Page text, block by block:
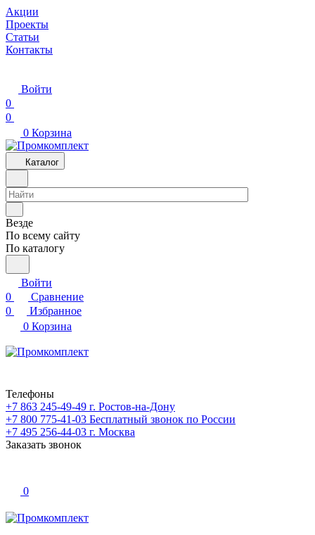
Акции
Проекты
Статьи
Контакты
Войти
0
0
0 Корзина
Каталог
Везде
По всему сайту
По каталогу
Войти
0
Сравнение
0
Избранное
0 Корзина
Телефоны
+7 863 245-49-49 г. Ростов-на-Дону
+7 800 775-41-03 Бесплатный звонок по России
+7 495 256-44-03 г. Москва
Заказать звонок
0